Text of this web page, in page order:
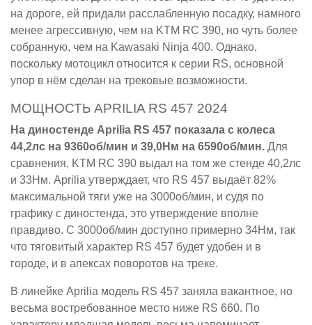
на дороге, ей придали расслабленную посадку, намного
менее агрессивную, чем на KTM RC 390, но чуть более
собранную, чем на Kawasaki Ninja 400. Однако,
поскольку мотоцикл относится к серии RS, основной
упор в нём сделан на трековые возможности.
МОЩНОСТЬ APRILIA RS 457 2024
На диностенде Aprilia RS 457 показала с колеса
44,2лс на 9360об/мин и 39,0Нм на 6590об/мин. Для
сравнения, KTM RC 390 выдал на том же стенде 40,2лс
и 33Нм. Aprilia утверждает, что RS 457 выдаёт 82%
максимальной тяги уже на 3000об/мин, и судя по
графику с диностенда, это утверждение вполне
правдиво. С 3000об/мин доступно примерно 34Нм, так
что тяговитый характер RS 457 будет удобен и в
городе, и в апексах поворотов на треке.
В линейке Aprilia модель RS 457 заняла вакантное, но
весьма востребованное место ниже RS 660. По